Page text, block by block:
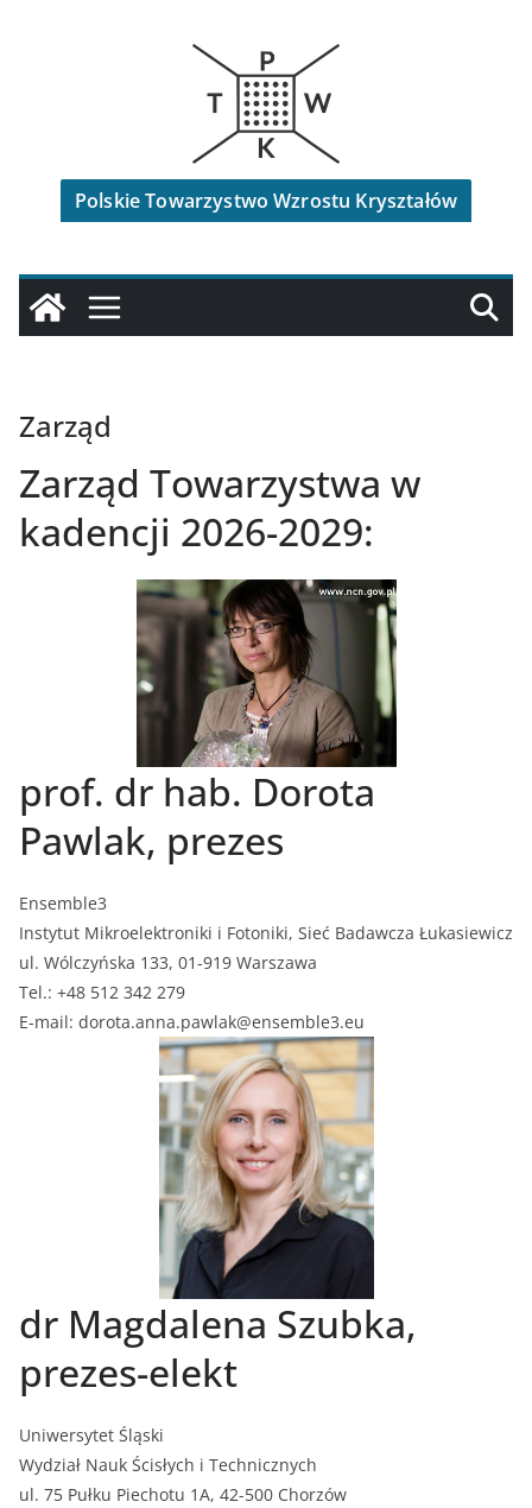
Polskie Towarzystwo Wzrostu Kryształów
Zarząd
Zarząd Towarzystwa w
kadencji 2026-2029:
prof. dr hab. Dorota
Pawlak, prezes
Ensemble3
Instytut Mikroelektroniki i Fotoniki, Sieć Badawcza Łukasiewicz
ul. Wólczyńska 133, 01-919 Warszawa
Tel.: +48 512 342 279
E-mail: dorota.anna.pawlak@ensemble3.eu
dr Magdalena Szubka,
prezes-elekt
Uniwersytet Śląski
Wydział Nauk Ścisłych i Technicznych
ul. 75 Pułku Piechotu 1A, 42-500 Chorzów